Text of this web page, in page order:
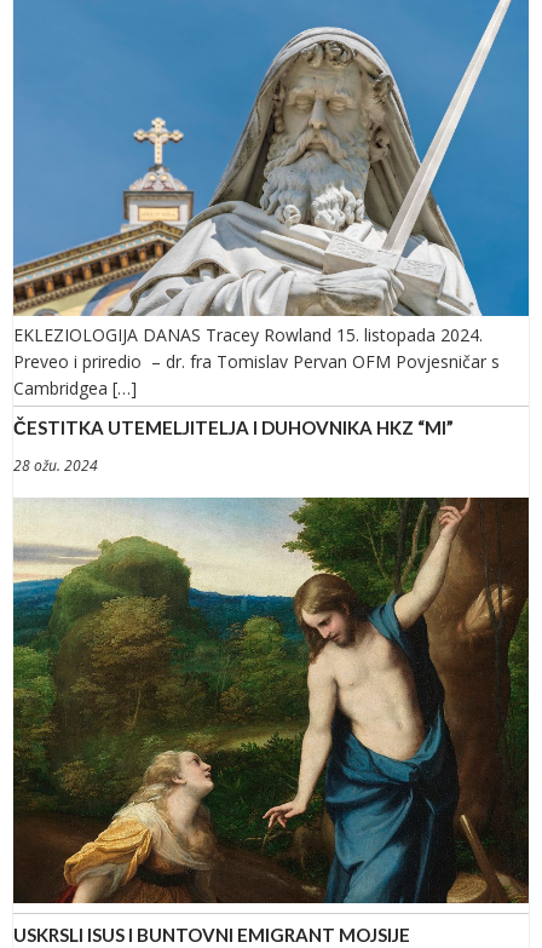
EKLEZIOLOGIJA DANAS Tracey Rowland 15. listopada 2024.
Preveo i priredio – dr. fra Tomislav Pervan OFM Povjesničar s
Cambridgea […]
ČESTITKA UTEMELJITELJA I DUHOVNIKA HKZ “MI”
28 ožu. 2024
USKRSLI ISUS I BUNTOVNI EMIGRANT MOJSIJE